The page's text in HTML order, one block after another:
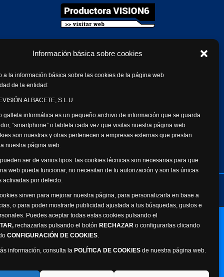
Información básica sobre cookies
a la información básica sobre las cookies de la página web
de la entidad:
ALBACETE, S.L.U
galleta informática es un pequeño archivo de información que se guarda
“smartphone” o tableta cada vez que visitas nuestra página web.
son nuestras y otras pertenecen a empresas externas que prestan
nuestra página web.
ser de varios tipos: las cookies técnicas son necesarias para que
web pueda funcionar, no necesitan de tu autorización y son las únicas
activadas por defecto.
sirven para mejorar nuestra página, para personalizarla en base a
o para poder mostrarte publicidad ajustada a tus búsquedas, gustos e
Puedes aceptar todas estas cookies pulsando el
rechazarlas pulsando el botón RECHAZAR o configurarlas clicando
CONFIGURACIÓN DE COOKIES.
información, consulta la POLÍTICA DE COOKIES de nuestra página web.
datos personales Canal Ético
Webmaster: Atalantic